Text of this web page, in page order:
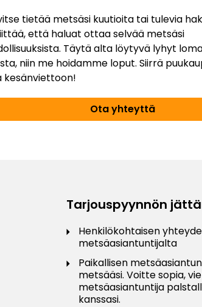
tietää metsäsi kuutioita tai tulevia
että haluat ottaa selvää metsäsi
Täytä alta löytyvä lyhyt
niin me hoidamme loput. Siirrä
kesänviettoon!
Ota yhteyttä
Tarjouspyynnön
Henkilökohtaisen
metsäasiantuntijalta
Paikallisen
metsääsi. Voitte sopia,
metsäasiantuntija
kanssasi.